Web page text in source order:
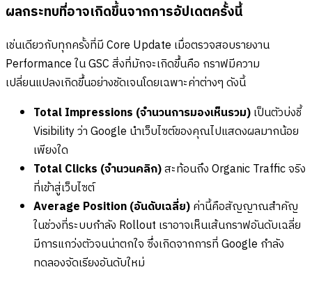
ผลกระทบที่อาจเกิดขึ้นจากการอัปเดตครั้งนี้
เช่นเดียวกับทุกครั้งที่มี Core Update เมื่อตรวจสอบรายงาน
Performance ใน GSC สิ่งที่มักจะเกิดขึ้นคือ กราฟมีความ
เปลี่ยนแปลงเกิดขึ้นอย่างชัดเจนโดยเฉพาะค่าต่างๆ ดังนี้
Total Impressions (จำนวนการมองเห็นรวม)เป็นตัวบ่งชี้
Visibility ว่า Google นำเว็บไซต์ของคุณไปแสดงผลมากน้อย
เพียงใด
Total Clicks (จำนวนคลิก)สะท้อนถึง Organic Traffic จริง
ที่เข้าสู่เว็บไซต์
Average Position (อันดับเฉลี่ย)ค่านี้คือสัญญาณสำคัญ
ในช่วงที่ระบบกำลัง Rollout เราอาจเห็นเส้นกราฟอันดับเฉลี่ย
มีการแกว่งตัวจนน่าตกใจ ซึ่งเกิดจากการที่ Google กำลัง
ทดลองจัดเรียงอันดับใหม่